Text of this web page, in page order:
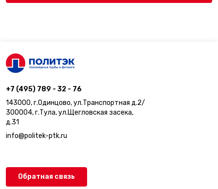
+7 (495) 789 - 32 - 76
143000, г.Одинцово, ул.Транспортная д.2/
300004, г.Тула, ул.Щегловская засека,
д.31
info@politek-ptk.ru
Обратная связь